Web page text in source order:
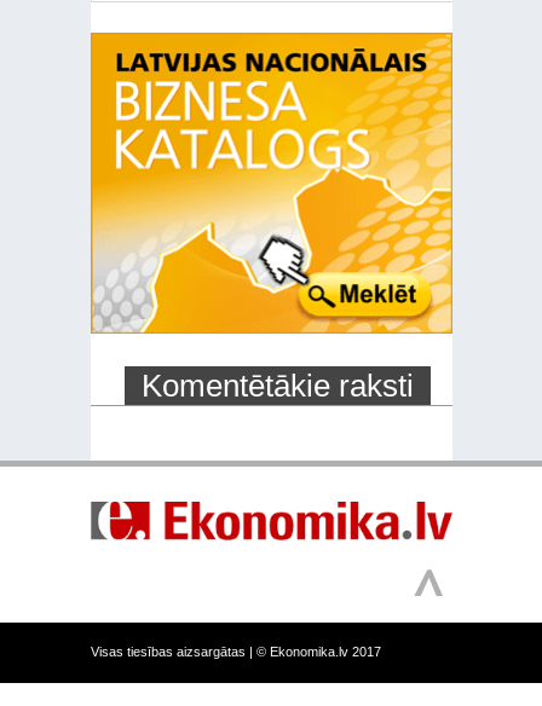
Komentētākie raksti
Visas tiesības aizsargātas | © Ekonomika.lv 2017